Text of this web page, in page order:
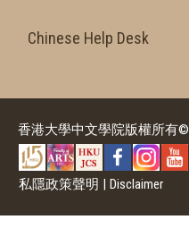
Chinese Help Desk
香港大學中文學院版權所有©
私隱政策聲明 | Disclaimer